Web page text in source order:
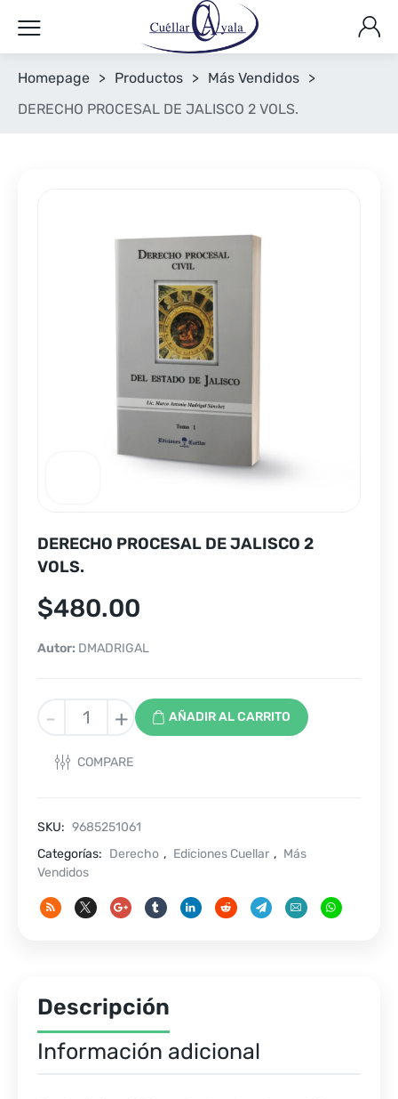
Homepage > Productos > Más Vendidos >
DERECHO PROCESAL DE JALISCO 2 VOLS.
DERECHO PROCESAL DE JALISCO 2
VOLS.
$480.00
Autor: DMADRIGAL
-
DERECHO
PROCESAL
DE
JALISCO
cantidad
+ AÑADIR AL CARRITO
COMPARE
SKU: 9685251061
Categorías: Derecho , Ediciones Cuellar , Más
Vendidos
Descripción
Información adicional